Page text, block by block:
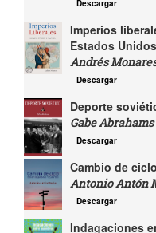
Descargar
Imperios
Estados
Andrés
Descargar
Deporte
Gabe Abrahams
Descargar
Cambio de
Antonio Antón
Descargar
Indagaciones